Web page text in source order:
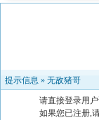
提示信息 » 无敌猪哥
请直接登录用
如果您已注册,